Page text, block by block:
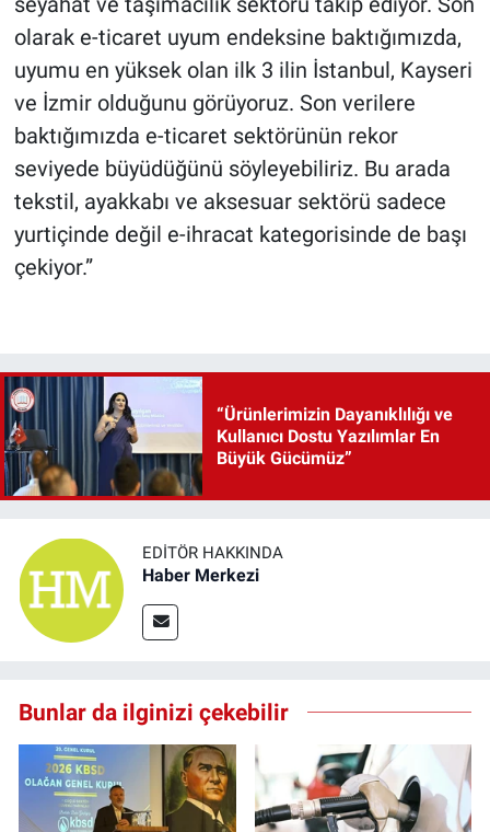
olarak e-ticaret uyum endeksine baktığımızda,
uyumu en yüksek olan ilk 3 ilin İstanbul, Kayseri
ve İzmir olduğunu görüyoruz. Son verilere
baktığımızda e-ticaret sektörünün rekor
seviyede büyüdüğünü söyleyebiliriz. Bu arada
tekstil, ayakkabı ve aksesuar sektörü sadece
yurtiçinde değil e-ihracat kategorisinde de başı
çekiyor.”
“Ürünlerimizin Dayanıklılığı ve
Kullanıcı Dostu Yazılımlar En
Büyük Gücümüz”
EDITÖR HAKKINDA
Haber Merkezi
Bunlar da ilginizi çekebilir